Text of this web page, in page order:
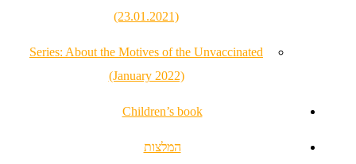
(23.01.2021)
Series: About the Motives of the Unvaccinated
(January 2022)
Children’s book
המלצות